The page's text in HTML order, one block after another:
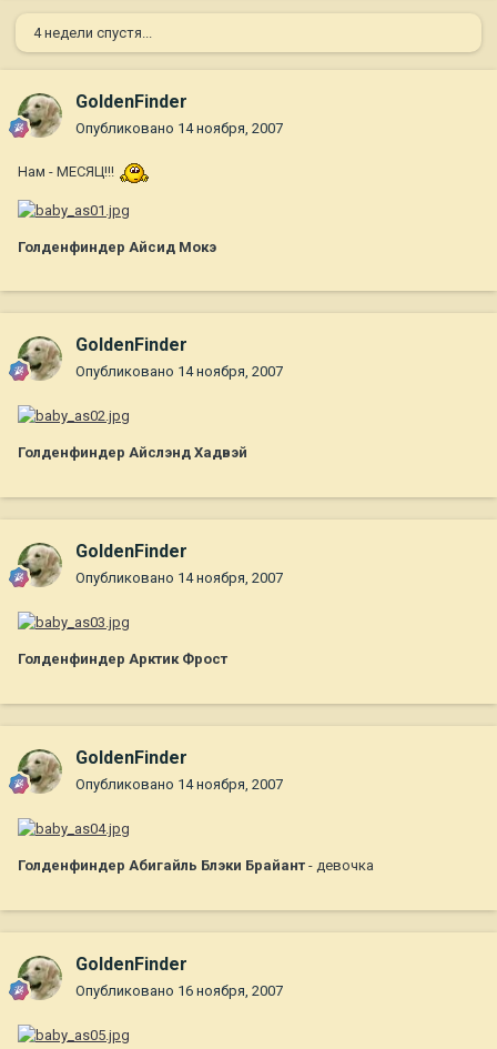
4 недели спустя...
GoldenFinder
Опубликовано 14 ноября, 2007
Нам - МЕСЯЦ!!!
Голденфиндер Айсид Мокэ
GoldenFinder
Опубликовано 14 ноября, 2007
Голденфиндер Айслэнд Хадвэй
GoldenFinder
Опубликовано 14 ноября, 2007
Голденфиндер Арктик Фрост
GoldenFinder
Опубликовано 14 ноября, 2007
Голденфиндер Абигайль Блэки Брайант - девочка
GoldenFinder
Опубликовано 16 ноября, 2007